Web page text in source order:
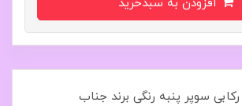
سوپر پنبه رنگی برند جناب